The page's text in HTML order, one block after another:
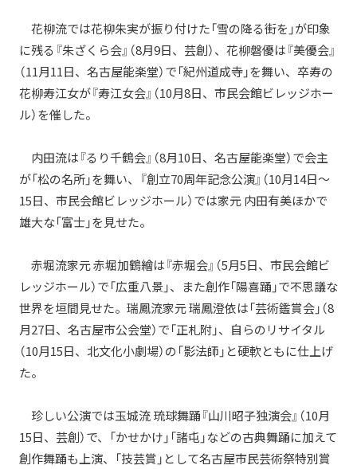
花柳流では花柳朱実が振り付けた「雪の降る街を」が印象
に残る『朱ざくら会』（8月9日、芸創）、花柳磐優は『美優会』
（11月11日、名古屋能楽堂）で「紀州道成寺」を舞い、卒寿の
花柳寿江女が『寿江女会』（10月8日、市民会館ビレッジホー
ル）を催した。
内田流は『るり千鶴会』（8月10日、名古屋能楽堂）で会主
が「松の名所」を舞い、『創立70周年記念公演』（10月14日～
15日、市民会館ビレッジホール）では家元 内田有美ほかで
雄大な「富士」を見せた。
赤堀流家元 赤堀加鶴繪は『赤堀会』（5月5日、市民会館ビ
レッジホール）で「広重八景」、また創作「陽喜踊」で不思議な
世界を垣間見せた。瑞鳳流家元 瑞鳳澄依は「芸術鑑賞会」（8
月27日、名古屋市公会堂）で「正札附」、自らのリサイタル
（10月15日、北文化小劇場）の「影法師」と硬軟ともに仕上げ
た。
珍しい公演では玉城流 琉球舞踊『山川昭子独演会』（10月
15日、芸創）で、「かせかけ」「諸屯」などの古典舞踊に加えて
創作舞踊も上演、「技芸賞」として名古屋市民芸術祭特別賞